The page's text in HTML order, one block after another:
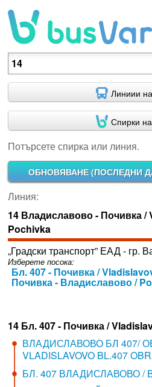
Потърсете спирка или линия.
Линиии
Спирки
Потърсете спирка или линия.
ОБНОВЯВАНЕ (ПОСЛЕДНИ
Линия:
14 Владиславово - Почивка /
Pochivka
„Градски транспорт” ЕАД - гр.
Изберете посока:
Бл. 407 - Почивка /
Почивка - Владиславово /
14 Бл. 407 - Почивка /
ВЛАДИСЛАВОВО БЛ 407/
VLADISLAVOVO BL.407
БЛ. 407 ВЛАДИСЛАВОВО /